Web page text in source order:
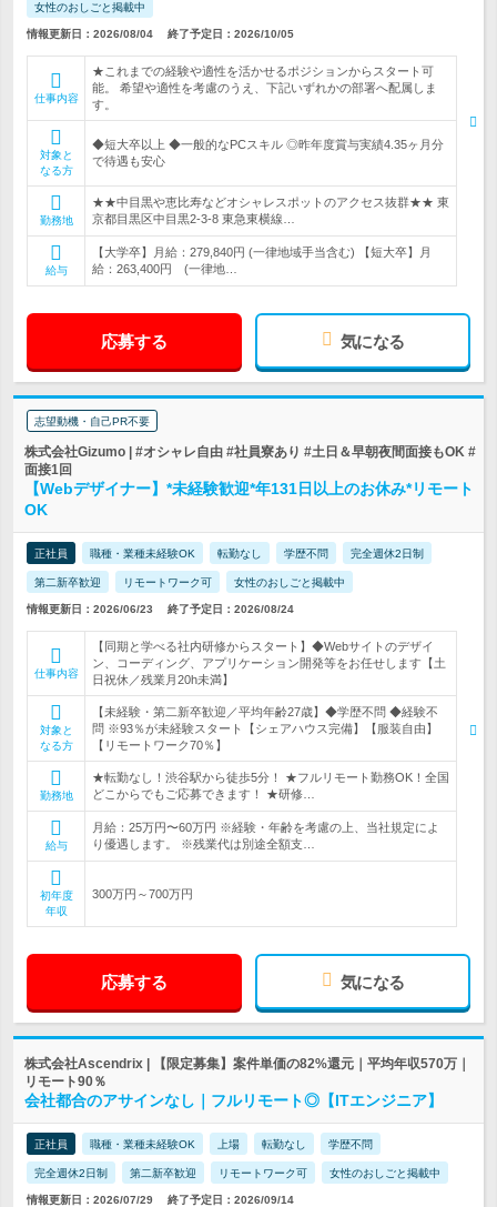
女性のおしごと掲載中
情報更新日：2026/08/04 終了予定日：2026/10/05
仕事内容
★これまでの経験や適性を活かせるポジションからスタート可
能。 希望や適性を考慮のうえ、下記いずれかの部署へ配属しま
す。
対象と
なる方
◆短大卒以上 ◆一般的なPCスキル ◎昨年度賞与実績4.35ヶ月分
で待遇も安心
勤務地
★★中目黒や恵比寿などオシャレスポットのアクセス抜群★★ 東
京都目黒区中目黒2-3-8 東急東横線…
給与
【大学卒】月給：279,840円 (一律地域手当含む) 【短大卒】月
給：263,400円 (一律地…
応募する 気になる
志望動機・自己PR不要
株式会社Gizumo | #オシャレ自由 #社員寮あり #土日＆早朝夜間面接もOK #
面接1回
【Webデザイナー】*未経験歓迎*年131日以上のお休み*リモート
OK
正社員 職種・業種未経験OK 転勤なし 学歴不問 完全週休2日制
第二新卒歓迎 リモートワーク可 女性のおしごと掲載中
情報更新日：2026/06/23 終了予定日：2026/08/24
仕事内容
【同期と学べる社内研修からスタート】◆Webサイトのデザイ
ン、コーディング、アプリケーション開発等をお任せします【土
日祝休／残業月20h未満】
対象と
なる方
【未経験・第二新卒歓迎／平均年齢27歳】◆学歴不問 ◆経験不
問 ※93％が未経験スタート【シェアハウス完備】【服装自由】
【リモートワーク70％】
勤務地
★転勤なし！渋谷駅から徒歩5分！ ★フルリモート勤務OK！全国
どこからでもご応募できます！ ★研修…
給与
月給：25万円〜60万円 ※経験・年齢を考慮の上、当社規定によ
り優遇します。 ※残業代は別途全額支…
初年度
年収
300万円～700万円
応募する 気になる
株式会社Ascendrix | 【限定募集】案件単価の82%還元｜平均年収570万｜
リモート90％
会社都合のアサインなし｜フルリモート◎【ITエンジニア】
正社員 職種・業種未経験OK 上場 転勤なし 学歴不問
完全週休2日制 第二新卒歓迎 リモートワーク可 女性のおしごと掲載中
情報更新日：2026/07/29 終了予定日：2026/09/14